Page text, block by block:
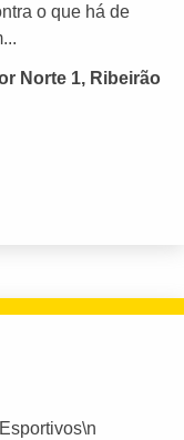
o que há de
Norte 1, Ribeirão